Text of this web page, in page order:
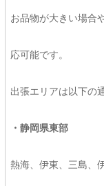
お品物が大きい場合
応可能です。
出張エリアは以下の
・静岡県東部
熱海、伊東、三島、